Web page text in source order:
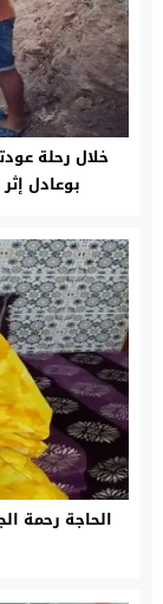
خلال رحلة
بوعادل
الحاجة رحمة